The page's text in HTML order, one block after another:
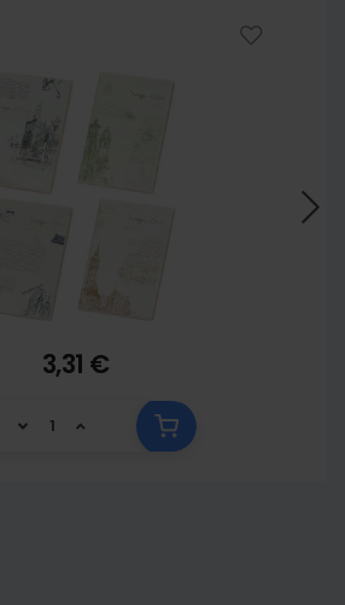
3,31 €